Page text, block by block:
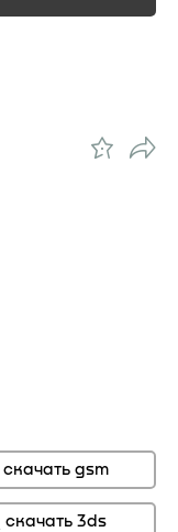
скачать gsm
скачать 3ds